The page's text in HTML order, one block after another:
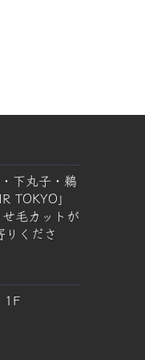
下丸子・鵜
TOKYO」
毛カットが
りくださ
1F